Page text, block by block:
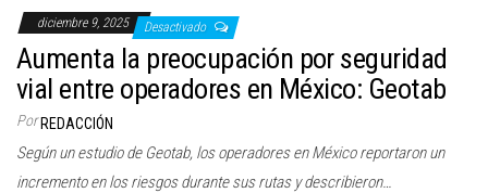
diciembre 9, 2025 Desactivado
Aumenta la preocupación por seguridad
vial entre operadores en México: Geotab
PorREDACCIÓN
Según un estudio de Geotab, los operadores en México reportaron un
incremento en los riesgos durante sus rutas y describieron…